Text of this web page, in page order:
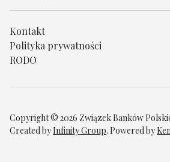
Kontakt
Polityka prywatności
RODO
Copyright © 2026 Związek Banków
Created byInfinity Group. Powered by